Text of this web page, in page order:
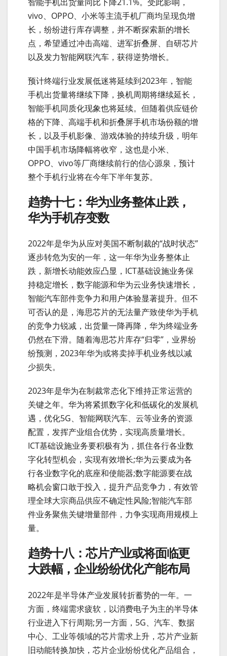
vivo、OPPO、小米等主流手机厂商均呈现负增
长，纷纷进行库存调整，并不断探索新的增长
点，希望通过冲击高端、进军折叠屏、自研芯片
以及发力智能网联汽车，获得逆势增长。
预计终端行业发展低迷将延续到2023年，智能
手机出货量将继续下降，换机周期将继续延长，
智能手机同质化现象也将延续。但随着供应链价
格的下降、高端手机和折叠屏手机市场份额的增
长，以及手机影像、游戏体验的持续升级，明年
中国手机市场降幅将收窄，这也是小米、
OPPO、vivo等厂商继续前行的信心源泉，预计
整个手机行业将在今年下半年复苏。
趋势十七：华为业务整体止跌，
华为手机存变数
2022年是华为从应对美国不断制裁的“战时状态”
逐步转危为安的一年，这一年华为业务整体止
跌，新增长动能效应凸显，ICT基础设施业务保
持稳定增长，数字能源和华为云业务快速增长，
智能汽车部件竞争力和用户体验显著提升。但不
可否认的是，海思芯片的无法量产致使华为手机
的竞争力锐减，出货量一降再降，华为终端业务
仍然在下滑。随着海思芯片库存“归零”，业界纷
纷预测，2023年华为或将卖掉手机业务线以减
少损失。
2023年是华为在制裁常态化下维持正常运营的
关键之年。华为将紧抓数字化和低碳化的发展机
遇，优化5G、智能网联汽车、云等业务的资源
配置，发挥产业组合优势，实现高质量增长。
ICT基础设施业务要积极有为，抓住各行各业数
字化转型机会，实现有效增长;华为云要成为各
行各业数字化的底座和使能器;数字能源要在战
略机会窗口敢于投入，提升产品竞争力，有效管
理全球大宗商品供应不确定性风险;智能汽车部
件业务聚焦关键增量部件，力争实现商用规模上
量。
趋势十八：芯片产业或将面临更
大跌幅，企业纷纷优化产能布局
2022年是半导体产业发展转折蓄势的一年。一
方面，终端需求疲软，以消费电子为主的半导体
行业进入下行周期;另一方面，5G、汽车、数据
中心、工业等领域的芯片需求上升，芯片产业新
旧动能转换加快，芯片企业纷纷优化产品组合，